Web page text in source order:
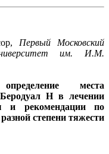
Первый Московский
им. И.М.
места
Беродуал Н в лечении
и рекомендации по
степени тяжести